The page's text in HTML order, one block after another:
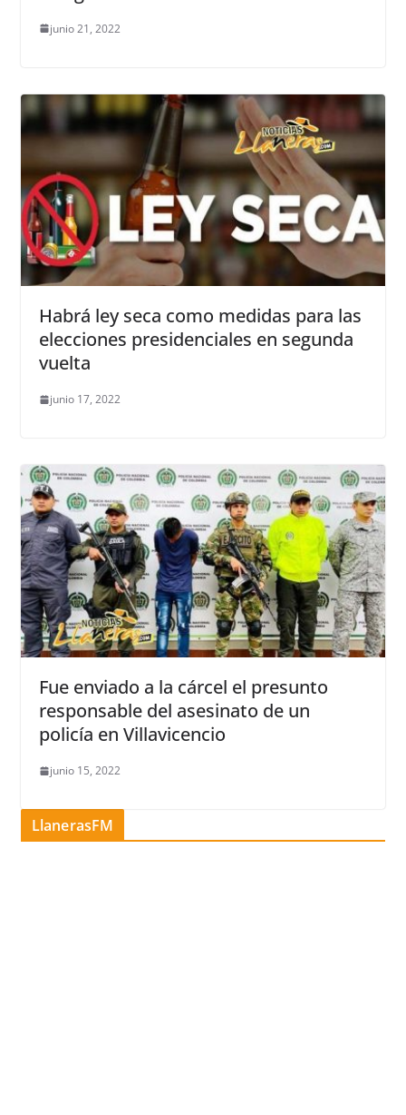
junio 21, 2022
Habrá ley seca como medidas para las
elecciones presidenciales en segunda
vuelta
junio 17, 2022
Fue enviado a la cárcel el presunto
responsable del asesinato de un
policía en Villavicencio
junio 15, 2022
LlanerasFM